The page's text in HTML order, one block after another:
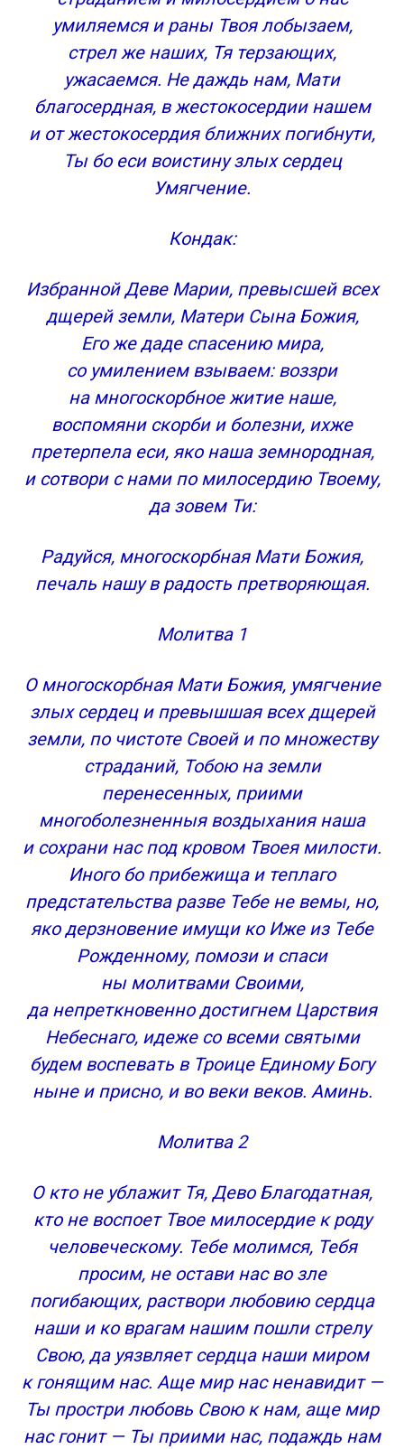
умиляемся и раны Твоя лобызаем,
стрел же наших, Тя терзающих,
ужасаемся. Не даждь нам, Мати
благосердная, в жестокосердии нашем
и от жестокосердия ближних погибнути,
Ты бо еси воистину злых сердец
Умягчение.
Кондак:
Избранной Деве Марии, превысшей всех
дщерей земли, Матери Сына Божия,
Его же даде спасению мира,
со умилением взываем: воззри
на многоскорбное житие наше,
воспомяни скорби и болезни, ихже
претерпела еси, яко наша земнородная,
и сотвори с нами по милосердию Твоему,
да зовем Ти:
Радуйся, многоскорбная Мати Божия,
печаль нашу в радость претворяющая.
Молитва 1
О многоскорбная Мати Божия, умягчение
злых сердец и превышшая всех дщерей
земли, по чистоте Своей и по множеству
страданий, Тобою на земли
перенесенных, приими
многоболезненныя воздыхания наша
и сохрани нас под кровом Твоея милости.
Иного бо прибежища и теплаго
предстательства разве Тебе не вемы, но,
яко дерзновение имущи ко Иже из Тебе
Рожденному, помози и спаси
ны молитвами Своими,
да непреткновенно достигнем Царствия
Небеснаго, идеже со всеми святыми
будем воспевать в Троице Единому Богу
ныне и присно, и во веки веков. Аминь.
Молитва 2
О кто не ублажит Тя, Дево Благодатная,
кто не воспоет Твое милосердие к роду
человеческому. Тебе молимся, Тебя
просим, не остави нас во зле
погибающих, раствори любовию сердца
наши и ко врагам нашим пошли стрелу
Свою, да уязвляет сердца наши миром
к гонящим нас. Аще мир нас ненавидит —
Ты простри любовь Свою к нам, аще мир
нас гонит — Ты приими нас, подаждь нам